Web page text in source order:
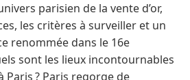
parisien de la vente d’or,
les critères à surveiller et un
renommée dans le 16e
sont les lieux incontournables
Paris ? Paris regorge de